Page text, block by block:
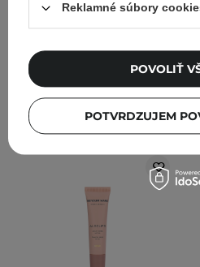
PRIDAŤ DO KOŠÍKA
Reklamné súbory
POTVRDZUJEM
POVOLIŤ